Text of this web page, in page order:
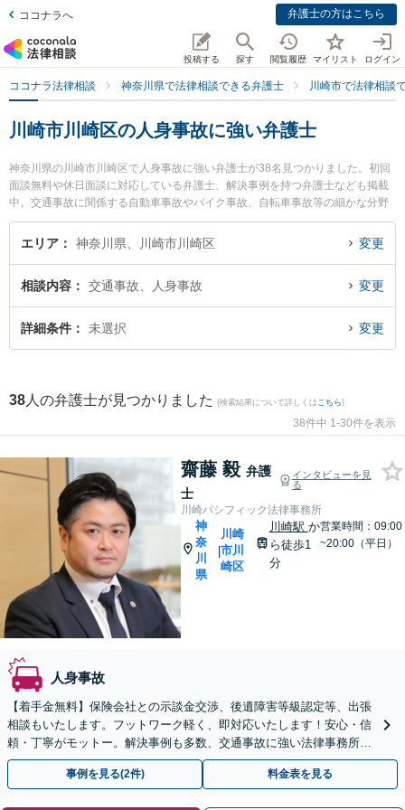
ココナラへ 弁護士の方はこちら
投稿する 探す 閲覧履歴 マイリスト ログイン
ココナラ法律相談 神奈川県で法律相談できる弁護士 川崎市で法律相談
川崎市川崎区の人身事故に強い弁護士
神奈川県の川崎市川崎区で人身事故に強い弁護士が38名見つかりました。初回
面談無料や休日面談に対応している弁護士、解決事例を持つ弁護士なども掲載
中。交通事故に関係する自動車事故やバイク事故、自転車事故等の細かな分野
での絞り込み検索もでき便利です。特に川崎パシフィック法律事務所の齋藤 毅
弁護士や川崎パシフィック法律事務所の稲葉 進太郎弁護士、川崎パシフィック
今すぐに弁護士に相談したい』『人身事故のトラブル解決の実績豊富な近くの
弁護士を検索したい』『初回相談無料で人身事故を法律相談できる川崎市川崎
区内の弁護士に相談予約したい』などでお困りの相談者さんにおすすめです。
エリア 神奈川県、川崎市川崎区 変更
相談内容 交通事故、人身事故 変更
詳細条件 未選択 変更
38 人の弁護士が見つかりました (検索結果について詳しくは こちら)
38件中 1-30件を表示
齋藤 毅 弁護
士
インタビューを見
る
川崎パシフィック法律事務所
神
奈
川
県
|
川崎
市川
崎区
川崎駅 か
ら徒歩1
分
営業時間：09:00
~20:00（平日）
人身事故
【着手金無料】保険会社との示談金交渉、後遺障害等級認定等、出張
相談もいたします。フットワーク軽く、即対応いたします！安心・信
頼・丁寧がモットー。解決事例も多数、交通事故に強い法律事務所と
自負しております。【電話相談可】【川崎駅徒歩1分】
事例を見る(2件) 料金表を見る